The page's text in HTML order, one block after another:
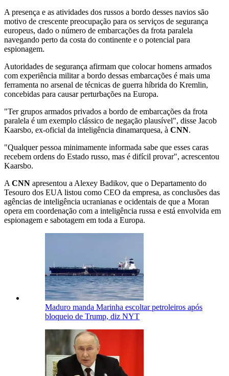
A presença e as atividades dos russos a bordo desses navios são
motivo de crescente preocupação para os serviços de segurança
europeus, dado o número de embarcações da frota paralela
navegando perto da costa do continente e o potencial para
espionagem.
Autoridades de segurança afirmam que colocar homens armados
com experiência militar a bordo dessas embarcações é mais uma
ferramenta no arsenal de técnicas de guerra híbrida do Kremlin,
concebidas para causar perturbações na Europa.
"Ter grupos armados privados a bordo de embarcações da frota
paralela é um exemplo clássico de negação plausível", disse Jacob
Kaarsbo, ex-oficial da inteligência dinamarquesa, à CNN.
"Qualquer pessoa minimamente informada sabe que esses caras
recebem ordens do Estado russo, mas é difícil provar", acrescentou
Kaarsbo.
A CNN apresentou a Alexey Badikov, que o Departamento do
Tesouro dos EUA listou como CEO da empresa, as conclusões das
agências de inteligência ucranianas e ocidentais de que a Moran
opera em coordenação com a inteligência russa e está envolvida em
espionagem e sabotagem em toda a Europa.
Maduro manda Marinha escoltar petroleiros após
bloqueio de Trump, diz NYT